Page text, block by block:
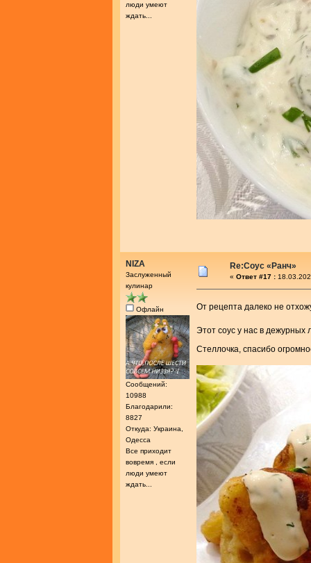
люди умеют
ждать...
NIZA
Заслуженный
кулинар
Офлайн
Сообщений:
10988
Благодарили:
8827
Откуда: Украина,
Одесса
Все приходит
вовремя , если
люди умеют
ждать...
Re:Соус «Ранч»
« Ответ #17 :
От рецепта далеко не
Этот соус у нас в дежурных
Стеллочка, спасибо